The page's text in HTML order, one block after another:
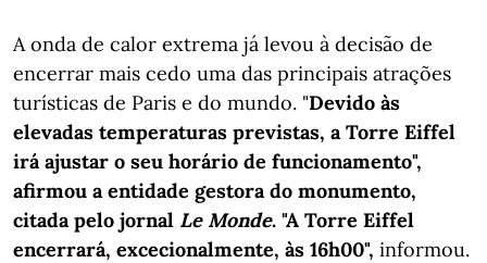
A onda de calor extrema já levou à decisão de
encerrar mais cedo uma das principais atrações
turísticas de Paris e do mundo. "Devido às
elevadas temperaturas previstas, a Torre Eiffel
irá ajustar o seu horário de funcionamento",
afirmou a entidade gestora do monumento,
citada pelo jornal Le Monde. "A Torre Eiffel
encerrará, excecionalmente, às 16h00", informou.